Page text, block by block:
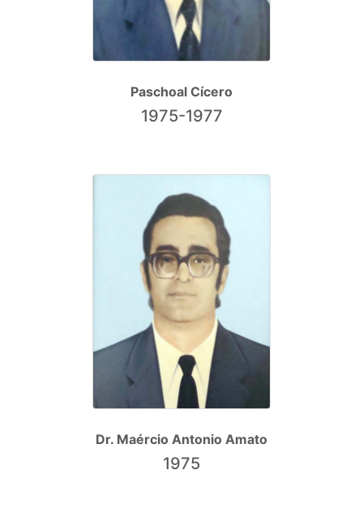
Paschoal Cícero
1975-1977
Dr. Maércio Antonio Amato
1975